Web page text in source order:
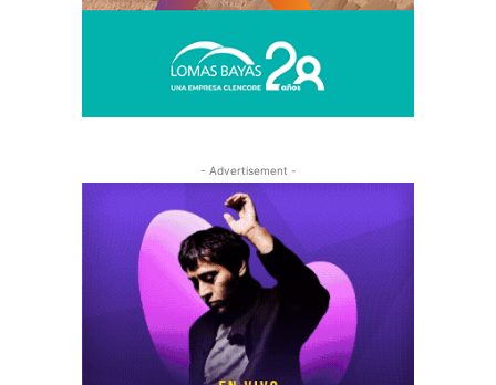
- Advertisement -